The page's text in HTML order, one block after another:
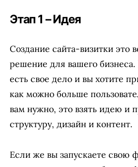
Этап 1 – Идея
Создание сайта-визитки это
решение для вашего бизнеса.
есть свое дело и вы хотите
как можно больше
вам нужно, это взять идею и
структуру, дизайн и контент.
Если же вы запускаете свою